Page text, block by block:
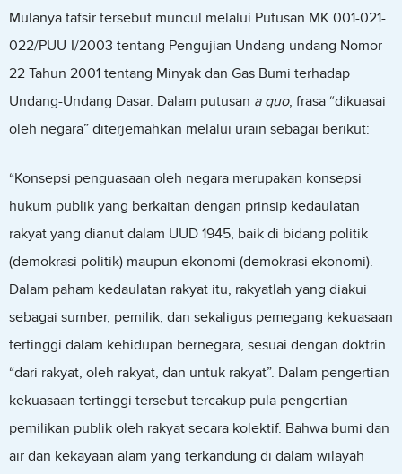
Mulanya tafsir tersebut muncul melalui Putusan MK 001-021-
022/PUU-I/2003 tentang Pengujian Undang-undang Nomor
22 Tahun 2001 tentang Minyak dan Gas Bumi terhadap
Undang-Undang Dasar. Dalam putusan a quo, frasa “dikuasai
oleh negara” diterjemahkan melalui urain sebagai berikut:
“Konsepsi penguasaan oleh negara merupakan konsepsi
hukum publik yang berkaitan dengan prinsip kedaulatan
rakyat yang dianut dalam UUD 1945, baik di bidang politik
(demokrasi politik) maupun ekonomi (demokrasi ekonomi).
Dalam paham kedaulatan rakyat itu, rakyatlah yang diakui
sebagai sumber, pemilik, dan sekaligus pemegang kekuasaan
tertinggi dalam kehidupan bernegara, sesuai dengan doktrin
“dari rakyat, oleh rakyat, dan untuk rakyat”. Dalam pengertian
kekuasaan tertinggi tersebut tercakup pula pengertian
pemilikan publik oleh rakyat secara kolektif. Bahwa bumi dan
air dan kekayaan alam yang terkandung di dalam wilayah